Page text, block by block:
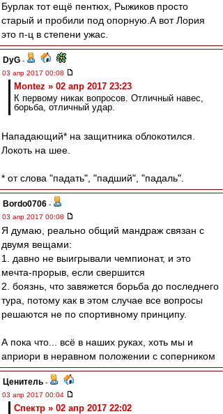
Бурлак тот ещё пентюх, Рыжиков просто
старый и пробили под опорную.А вот Лория
это п-ц в степени ужас.
DyG -
03 апр 2017 00:08
Montez » 02 апр 2017 23:23
К первому никак вопросов. Отличный навес,
борьба, отличный удар.
Нападающий* на защитника облокотился.
Локоть на шее.
* от слова "падать", "падший", "падаль".
Bordo0706 -
03 апр 2017 00:08
Я думаю, реально общий мандраж связан с
двумя вещами:
1. давно не выигрывали чемпионат, и это
мечта-прорыв, если свершится
2. боязнь, что завяжется борьба до последнего
тура, потому как в этом случае все вопросы
решаются не по спортивному принципу.
А пока что... всё в наших руках, хоть мы и
априори в неравном положении с соперником
Ценитель -
03 апр 2017 00:04
Спектр » 02 апр 2017 22:02